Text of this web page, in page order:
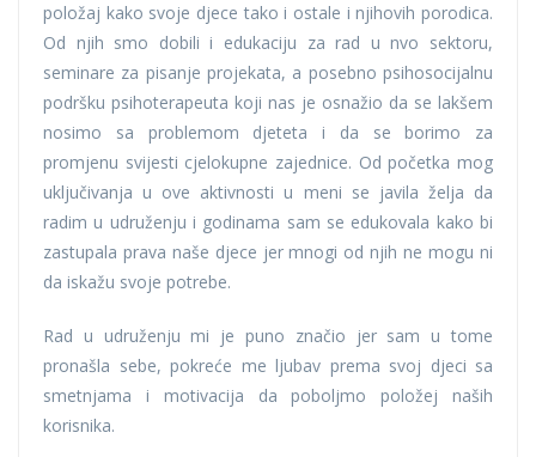
položaj kako svoje djece tako i ostale i njihovih porodica.
Od njih smo dobili i edukaciju za rad u nvo sektoru,
seminare za pisanje projekata, a posebno psihosocijalnu
podršku psihoterapeuta koji nas je osnažio da se lakšem
nosimo sa problemom djeteta i da se borimo za
promjenu svijesti cjelokupne zajednice. Od početka mog
uključivanja u ove aktivnosti u meni se javila želja da
radim u udruženju i godinama sam se edukovala kako bi
zastupala prava naše djece jer mnogi od njih ne mogu ni
da iskažu svoje potrebe.
Rad u udruženju mi je puno značio jer sam u tome
pronašla sebe, pokreće me ljubav prema svoj djeci sa
smetnjama i motivacija da poboljmo položej naših
korisnika.